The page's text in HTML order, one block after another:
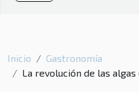
Inicio
Gastronomía
La revolución de las algas